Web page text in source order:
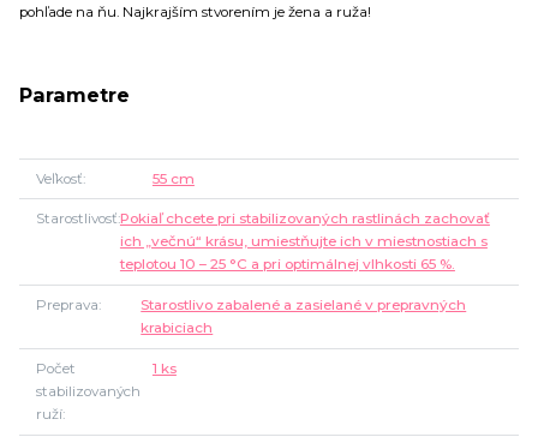
pohľade na ňu. Najkrajším stvorením je žena a ruža!
Parametre
Veľkosť 55 cm
StarostlivosťPokiaľ chcete pri stabilizovaných rastlinách zachovať
ich „večnú“ krásu, umiestňujte ich v miestnostiach s
teplotou 10 – 25 °C a pri optimálnej vlhkosti 65 %.
Preprava
Starostlivo zabalené a zasielané v prepravných
krabiciach
Počet
stabilizovaných
ruží
1 ks